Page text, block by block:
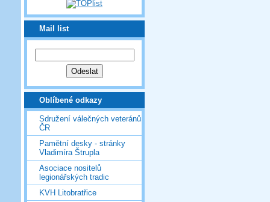
Mail list
Oblíbené odkazy
Sdružení válečných veteránů
ČR
Pamětní desky - stránky
Vladimíra Štrupla
Asociace nositelů
legionářských tradic
KVH Litobratřice